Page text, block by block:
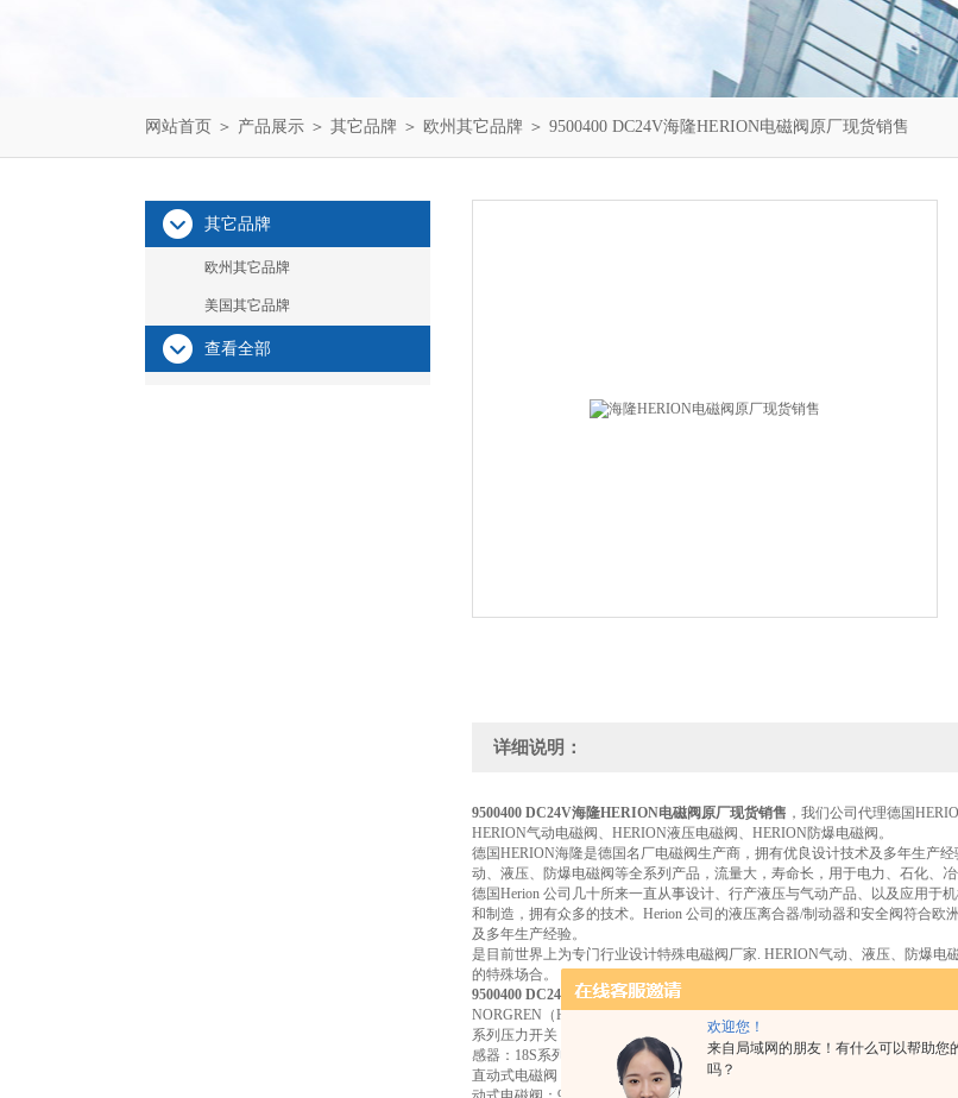
欢迎您！
来自局域网的朋友！有什么可以帮助您
吗？
网站首页 ＞ 产品展示 ＞ 其它品牌 ＞ 欧州其它品牌 ＞ 9500400 DC24V海隆HERION电磁阀原厂现货销售
其它品牌
欧州其它品牌
美国其它品牌
查看全部
详细说明：
9500400 DC24V海隆HERION电磁阀原厂现货销售 ，我们公司代理德国
HERION气动电磁阀、HERION液压电磁阀、HERION防爆电磁阀。
德国HERION海隆是德国名厂电磁阀生产商，拥有优良设计技术及多年生产
动、液压、防爆电磁阀等全系列产品，流量大，寿命长，用于电力、石化、
德国Herion 公司几十所来一直从事设计、行产液压与气动产品、以及应用于
和制造，拥有众多的技术。Herion 公司的液压离合器/制动器和安全阀符合
及多年生产经验。
是目前世界上为专门行业设计特殊电磁阀厂家. HERION气动、液压、防爆
的特殊场合。
9500400 DC24V
海隆HERION电磁阀原厂现货销售
NORGREN（HERION）英国诺冠（德国海隆）压力开关：NORGREN（
系列压力开关，NORGREN（HERION）小型圈液体系列：08系列，
感器：18S系列，NORGREN（HERION）电子压力开关/探头：40D系列。
直动式电磁阀：24011系列，HERION先导式软密封滑阀：97100系列，